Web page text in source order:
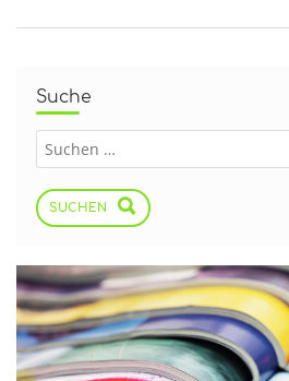
Suche
SUCHEN